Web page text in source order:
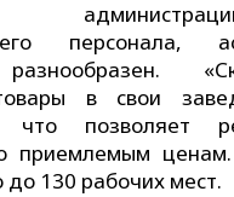
персонала,
в свои
что позволяет
приемлемым ценам.
до 130 рабочих мест.